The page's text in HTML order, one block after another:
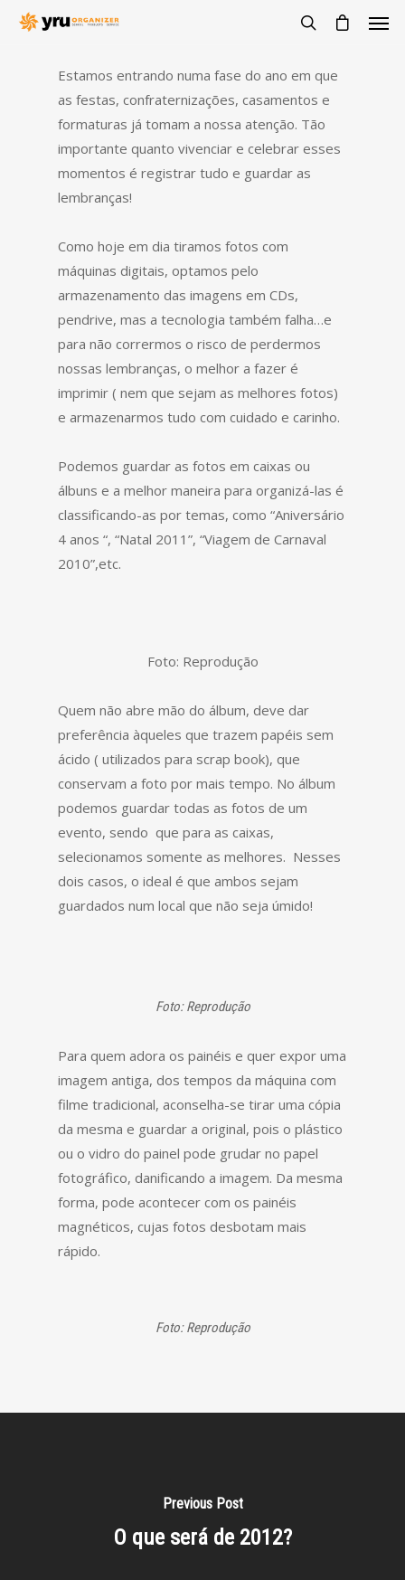
Estamos entrando numa fase do ano em que
as festas, confraternizações, casamentos e
formaturas já tomam a nossa atenção. Tão
importante quanto vivenciar e celebrar esses
momentos é registrar tudo e guardar as
lembranças!
Como hoje em dia tiramos fotos com
máquinas digitais, optamos pelo
armazenamento das imagens em CDs,
pendrive, mas a tecnologia também falha…e
para não corrermos o risco de perdermos
nossas lembranças, o melhor a fazer é
imprimir ( nem que sejam as melhores fotos)
e armazenarmos tudo com cuidado e carinho.
Podemos guardar as fotos em caixas ou
álbuns e a melhor maneira para organizá-las é
classificando-as por temas, como “Aniversário
4 anos “, “Natal 2011”, “Viagem de Carnaval
2010”,etc.
Foto: Reprodução
Quem não abre mão do álbum, deve dar
preferência àqueles que trazem papéis sem
ácido ( utilizados para scrap book), que
conservam a foto por mais tempo. No álbum
podemos guardar todas as fotos de um
evento, sendo que para as caixas,
selecionamos somente as melhores. Nesses
dois casos, o ideal é que ambos sejam
guardados num local que não seja úmido!
Foto: Reprodução
Para quem adora os painéis e quer expor uma
imagem antiga, dos tempos da máquina com
filme tradicional, aconselha-se tirar uma cópia
da mesma e guardar a original, pois o plástico
ou o vidro do painel pode grudar no papel
fotográfico, danificando a imagem. Da mesma
forma, pode acontecer com os painéis
magnéticos, cujas fotos desbotam mais
rápido.
Foto: Reprodução
Previous Post
O que será de 2012?